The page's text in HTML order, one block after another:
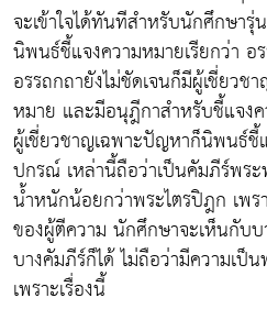
จะเข้าใจได้ทันทีสำหรับนักศึกษา
นิพนธ์ชี้แจงความหมายเรียกว่า อ
อรรถกถายังไม่ชัดเจนก็มีผู้เชี่ยว
หมาย และมีอนุฎีกาสำหรับชี้แจง
ผู้เชี่ยวชาญเฉพาะปัญหาก็นิพนธ์ชี้
ปกรณ์ เหล่านี้ถือว่าเป็นคัมภีร์พ
น้ำหนักน้อยกว่าพระไตรปิฎก เพ
ของผู้ตีความ นักศึกษาจะเห็นกับ
บางคัมภีร์ก็ได้ ไม่ถือว่ามีความเ
เพราะเรื่องนี้